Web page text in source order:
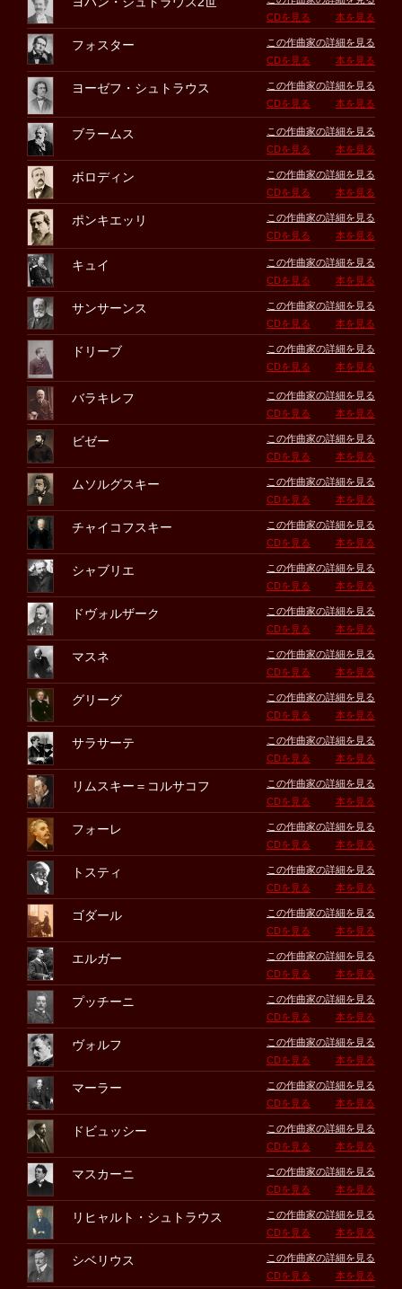
CDを見る
本を見る
フォスター
この作曲家の詳細を見る
CDを見る
本を見る
ヨーゼフ・シュトラウス
この作曲家の詳細を見る
CDを見る
本を見る
ブラームス
この作曲家の詳細を見る
CDを見る
本を見る
ボロディン
この作曲家の詳細を見る
CDを見る
本を見る
ポンキエッリ
この作曲家の詳細を見る
CDを見る
本を見る
キュイ
この作曲家の詳細を見る
CDを見る
本を見る
サンサーンス
この作曲家の詳細を見る
CDを見る
本を見る
ドリーブ
この作曲家の詳細を見る
CDを見る
本を見る
バラキレフ
この作曲家の詳細を見る
CDを見る
本を見る
ビゼー
この作曲家の詳細を見る
CDを見る
本を見る
ムソルグスキー
この作曲家の詳細を見る
CDを見る
本を見る
チャイコフスキー
この作曲家の詳細を見る
CDを見る
本を見る
シャブリエ
この作曲家の詳細を見る
CDを見る
本を見る
ドヴォルザーク
この作曲家の詳細を見る
CDを見る
本を見る
マスネ
この作曲家の詳細を見る
CDを見る
本を見る
グリーグ
この作曲家の詳細を見る
CDを見る
本を見る
サラサーテ
この作曲家の詳細を見る
CDを見る
本を見る
リムスキー＝コルサコフ
この作曲家の詳細を見る
CDを見る
本を見る
フォーレ
この作曲家の詳細を見る
CDを見る
本を見る
トスティ
この作曲家の詳細を見る
CDを見る
本を見る
ゴダール
この作曲家の詳細を見る
CDを見る
本を見る
エルガー
この作曲家の詳細を見る
CDを見る
本を見る
プッチーニ
この作曲家の詳細を見る
CDを見る
本を見る
ヴォルフ
この作曲家の詳細を見る
CDを見る
本を見る
マーラー
この作曲家の詳細を見る
CDを見る
本を見る
ドビュッシー
この作曲家の詳細を見る
CDを見る
本を見る
マスカーニ
この作曲家の詳細を見る
CDを見る
本を見る
リヒャルト・シュトラウス
この作曲家の詳細を見る
CDを見る
本を見る
シベリウス
この作曲家の詳細を見る
CDを見る
本を見る